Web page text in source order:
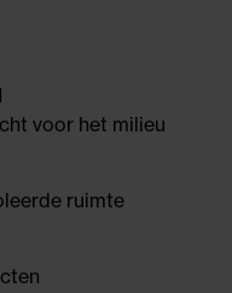
voor het milieu
ruimte